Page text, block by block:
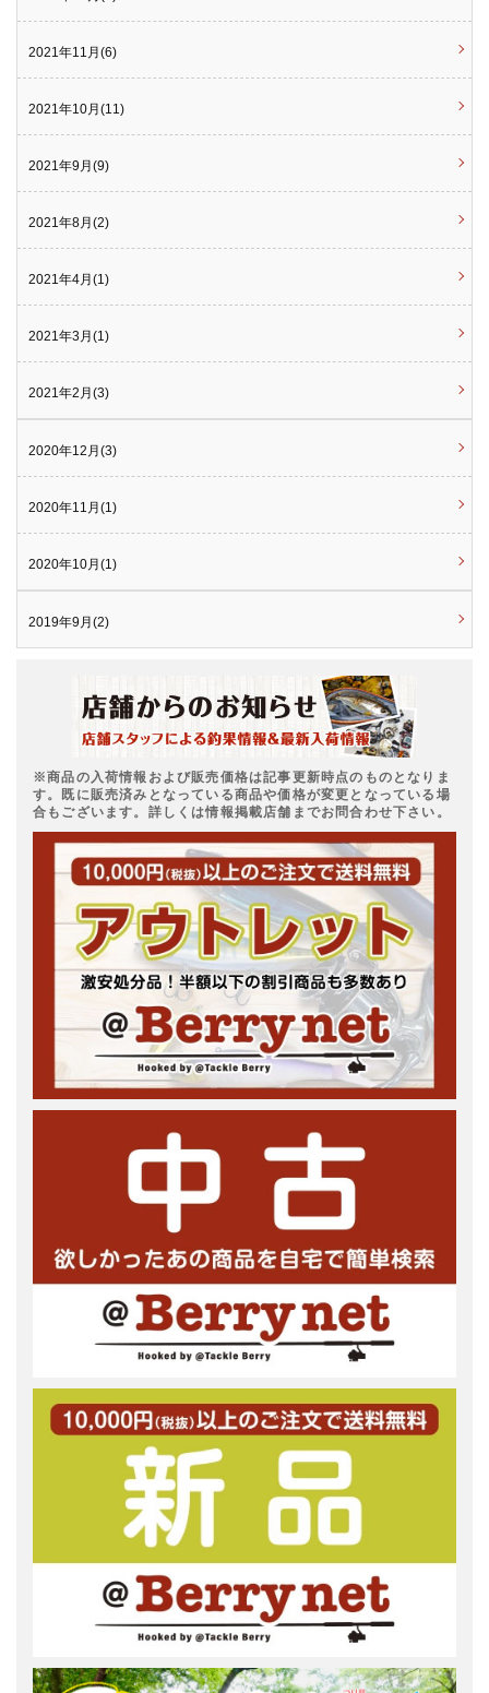
2021年11月(6)
2021年10月(11)
2021年9月(9)
2021年8月(2)
2021年4月(1)
2021年3月(1)
2021年2月(3)
2020年12月(3)
2020年11月(1)
2020年10月(1)
2019年9月(2)
※商品の入荷情報および販売価格は記事更新時点のものとなりま
す。既に販売済みとなっている商品や価格が変更となっている場
合もございます。詳しくは情報掲載店舗までお問合わせ下さい。